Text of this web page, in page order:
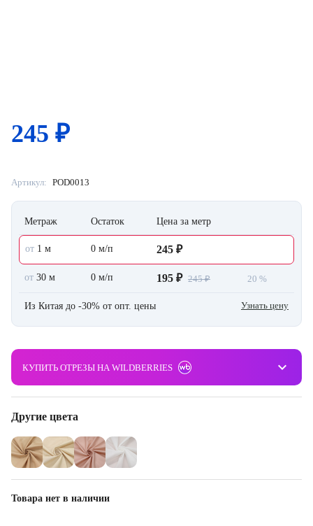
245 ₽
Артикул: POD0013
Метраж Остаток Цена за метр
от 1 м 0 м/п 245 ₽
от 30 м 0 м/п 195 ₽ 245 ₽ 20 %
Из Китая до -30% от опт. цены Узнать цену
КУПИТЬ ОТРЕЗЫ НА WILDBERRIES keyboard_arrow_down
Другие цвета
Товара нет в наличии